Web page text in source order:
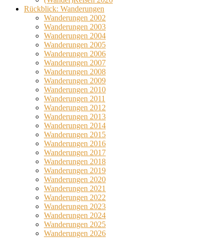
Rückblick: Wanderungen
Wanderungen 2002
Wanderungen 2003
Wanderungen 2004
Wanderungen 2005
Wanderungen 2006
Wanderungen 2007
Wanderungen 2008
Wanderungen 2009
Wanderungen 2010
Wanderungen 2011
Wanderungen 2012
Wanderungen 2013
Wanderungen 2014
Wanderungen 2015
Wanderungen 2016
Wanderungen 2017
Wanderungen 2018
Wanderungen 2019
Wanderungen 2020
Wanderungen 2021
Wanderungen 2022
Wanderungen 2023
Wanderungen 2024
Wanderungen 2025
Wanderungen 2026